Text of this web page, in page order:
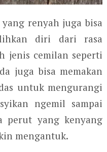
renyah juga bisa
diri dari rasa
jenis cemilan seperti
juga bisa memakan
untuk mengurangi
ngemil sampai
perut yang kenyang
mengantuk.